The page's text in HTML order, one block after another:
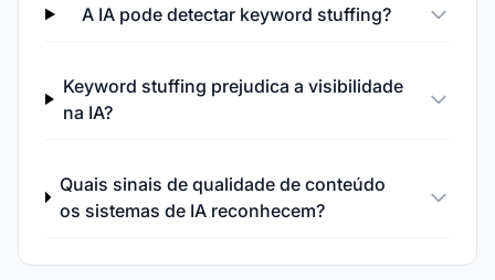
A IA pode detectar keyword stuffing?
Keyword stuffing prejudica a visibilidade
na IA?
Quais sinais de qualidade de conteúdo
os sistemas de IA reconhecem?